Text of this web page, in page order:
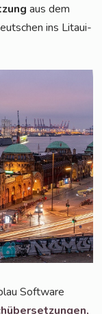
aus dem
ins Litaui­
Soft­ware